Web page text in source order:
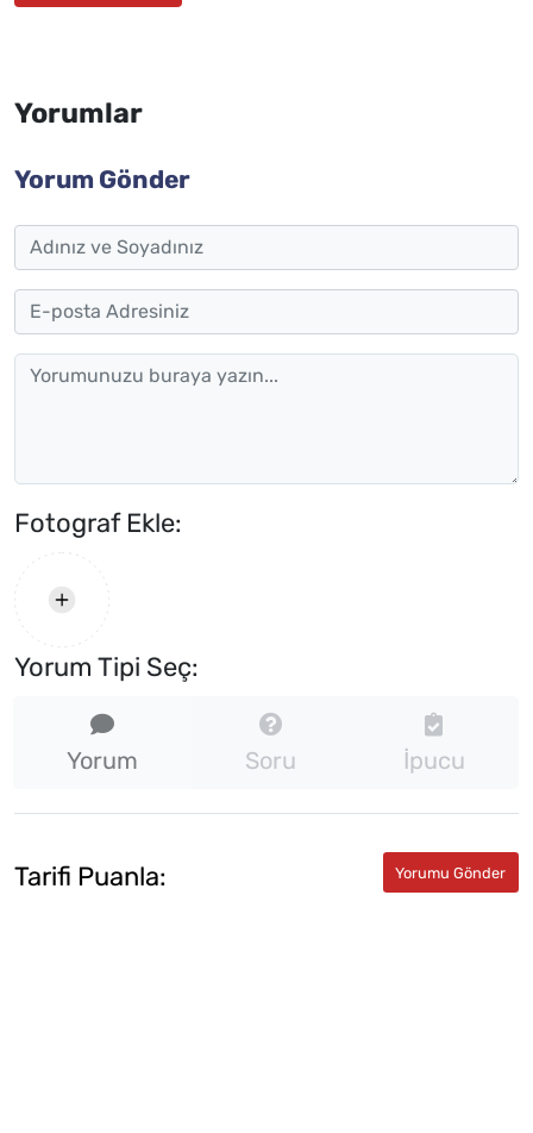
Yorumlar
Yorum Gönder
Fotograf Ekle:
Yorum Tipi Seç:
Yorum Soru İpucu
Tarifi Puanla: